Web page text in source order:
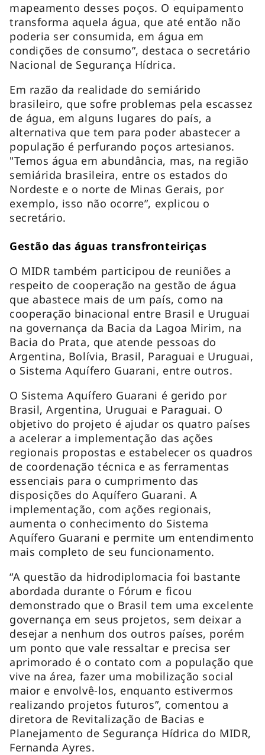
mapeamento desses poços. O equipamento
transforma aquela água, que até então não
poderia ser consumida, em água em
condições de consumo”, destaca o secretário
Nacional de Segurança Hídrica.
Em razão da realidade do semiárido
brasileiro, que sofre problemas pela escassez
de água, em alguns lugares do país, a
alternativa que tem para poder abastecer a
população é perfurando poços artesianos.
"Temos água em abundância, mas, na região
semiárida brasileira, entre os estados do
Nordeste e o norte de Minas Gerais, por
exemplo, isso não ocorre”, explicou o
secretário.
Gestão das águas transfronteiriças
O MIDR também participou de reuniões a
respeito de cooperação na gestão de água
que abastece mais de um país, como na
cooperação binacional entre Brasil e Uruguai
na governança da Bacia da Lagoa Mirim, na
Bacia do Prata, que atende pessoas do
Argentina, Bolívia, Brasil, Paraguai e Uruguai,
o Sistema Aquífero Guarani, entre outros.
O Sistema Aquífero Guarani é gerido por
Brasil, Argentina, Uruguai e Paraguai. O
objetivo do projeto é ajudar os quatro países
a acelerar a implementação das ações
regionais propostas e estabelecer os quadros
de coordenação técnica e as ferramentas
essenciais para o cumprimento das
disposições do Aquífero Guarani. A
implementação, com ações regionais,
aumenta o conhecimento do Sistema
Aquífero Guarani e permite um entendimento
mais completo de seu funcionamento.
“A questão da hidrodiplomacia foi bastante
abordada durante o Fórum e ficou
demonstrado que o Brasil tem uma excelente
governança em seus projetos, sem deixar a
desejar a nenhum dos outros países, porém
um ponto que vale ressaltar e precisa ser
aprimorado é o contato com a população que
vive na área, fazer uma mobilização social
maior e envolvê-los, enquanto estivermos
realizando projetos futuros”, comentou a
diretora de Revitalização de Bacias e
Planejamento de Segurança Hídrica do MIDR,
Fernanda Ayres.